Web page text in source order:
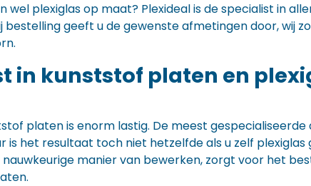
plexiglas op maat? Plexideal is de specialist in
geeft u de gewenste afmetingen door, wij
in kunststof platen en
platen is enorm lastig. De meest
is het resultaat toch niet hetzelfde als u zelf plexiglas
nauwkeurige manier van bewerken, zorgt voor het